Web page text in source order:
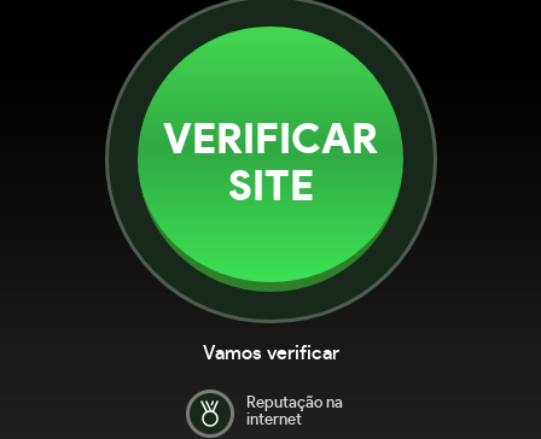
VERIFICAR
SITE
Vamos verificar
Reputação na
internet